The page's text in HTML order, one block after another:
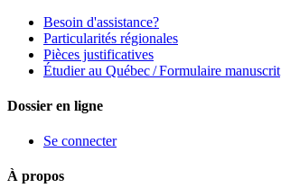
Besoin d'assistance?
Particularités régionales
Pièces justificatives
Étudier au Québec / Formulaire manuscrit
Dossier en ligne
Se connecter
À propos